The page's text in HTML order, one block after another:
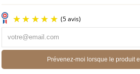
(5 avis)
Prévenez-moi lorsque le produit